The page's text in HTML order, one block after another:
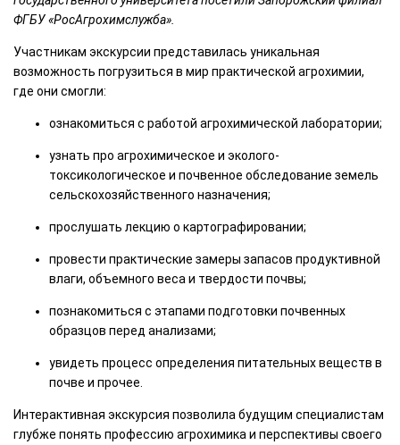
ФГБУ «РосАгрохимслужба».
Участникам экскурсии представилась уникальная
возможность погрузиться в мир практической агрохимии,
где они смогли:
ознакомиться с работой агрохимической лаборатории;
узнать про агрохимическое и эколого-
токсикологическое и почвенное обследование земель
сельскохозяйственного назначения;
прослушать лекцию о картографировании;
провести практические замеры запасов продуктивной
влаги, объемного веса и твердости почвы;
познакомиться с этапами подготовки почвенных
образцов перед анализами;
увидеть процесс определения питательных веществ в
почве и прочее.
Интерактивная экскурсия позволила будущим специалистам
глубже понять профессию агрохимика и перспективы своего